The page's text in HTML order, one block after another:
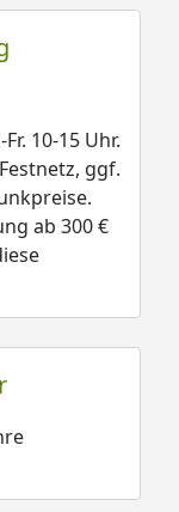
10-15 Uhr.
ggf.
ab 300 €